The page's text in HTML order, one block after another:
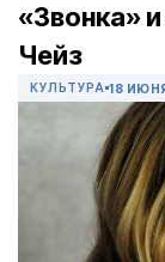
«Звонка»
Чейз
КУЛЬТУРА 18